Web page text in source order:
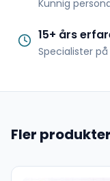
Kunnig
15+ års
Specialister
Fler